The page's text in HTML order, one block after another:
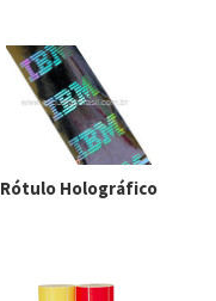
Rótulo Holográfico